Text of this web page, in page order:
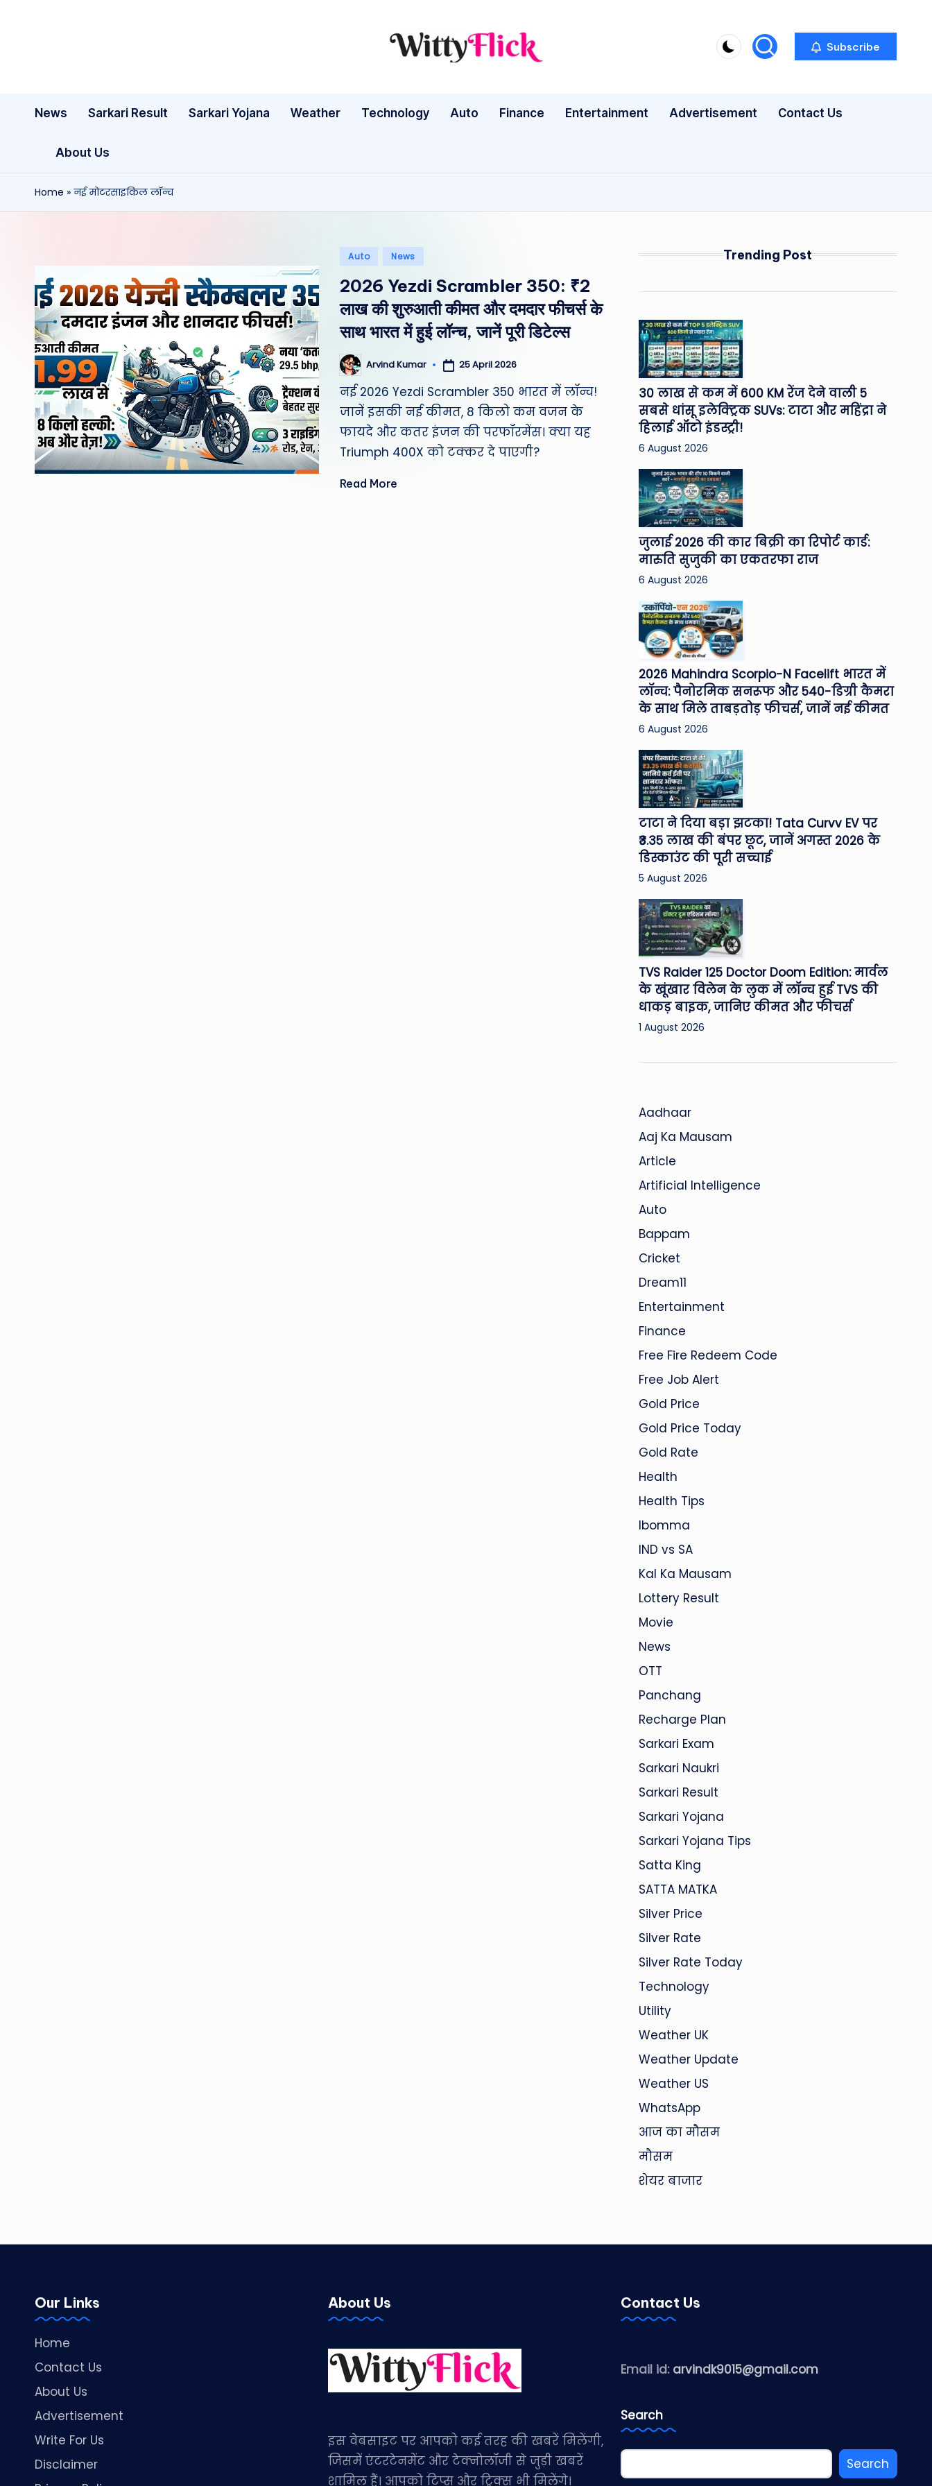
W
ty
ic
k:
te
st
e
a
th
WittyFlick:
Tech
Subscribe
News Sarkari Result Sarkari Yojana Weather Technology Auto Finance Entertainment Advertisement Contact Us
About Us
Home » नई मोटरसाइकिल लॉन्च
Posted
Auto News
2026 Yezdi Scrambler 350: ₹2
लाख की शुरुआती कीमत और दमदार फीचर्स के
साथ भारत में हुई लॉन्च, जानें पूरी डिटेल्स
Posted
by
Arvind Kumar 25 April 2026
नई 2026 Yezdi Scrambler 350 भारत में लॉन्च!
जानें इसकी नई कीमत, 8 किलो कम वजन के
फायदे और कतर इंजन की परफॉरमेंस। क्या यह
Triumph 400X को टक्कर दे पाएगी?
Read More
Trending Post
30 लाख से कम में 600 KM रेंज देने वाली 5
सबसे धांसू इलेक्ट्रिक SUVs: टाटा और महिंद्रा ने
हिलाई ऑटो इंडस्ट्री!
6 August 2026
जुलाई 2026 की कार बिक्री का रिपोर्ट कार्ड:
मारुति सुजुकी का एकतरफा राज
6 August 2026
2026 Mahindra Scorpio-N Facelift भारत में
लॉन्च: पैनोरमिक सनरूफ और 540-डिग्री कैमरा
के साथ मिले ताबड़तोड़ फीचर्स, जानें नई कीमत
6 August 2026
टाटा ने दिया बड़ा झटका! Tata Curvv EV पर
₹3.35 लाख की बंपर छूट, जानें अगस्त 2026 के
डिस्काउंट की पूरी सच्चाई
5 August 2026
TVS Raider 125 Doctor Doom Edition: मार्वल
के खूंखार विलेन के लुक में लॉन्च हुई TVS की
धाकड़ बाइक, जानिए कीमत और फीचर्स
1 August 2026
Aadhaar
Aaj Ka Mausam
Article
Artificial Intelligence
Auto
Bappam
Cricket
Dream11
Entertainment
Finance
Free Fire Redeem Code
Free Job Alert
Gold Price
Gold Price Today
Gold Rate
Health
Health Tips
Ibomma
IND vs SA
Kal Ka Mausam
Lottery Result
Movie
News
OTT
Panchang
Recharge Plan
Sarkari Exam
Sarkari Naukri
Sarkari Result
Sarkari Yojana
Sarkari Yojana Tips
Satta King
SATTA MATKA
Silver Price
Silver Rate
Silver Rate Today
Technology
Utility
Weather UK
Weather Update
Weather US
WhatsApp
आज का मौसम
मौसम
शेयर बाजार
Our Links
Home
Contact Us
About Us
Advertisement
Write For Us
Disclaimer
About Us
इस वेबसाइट पर आपको कई तरह की खबरें मिलेंगी,
जिसमें एंटरटेनमेंट और टेक्नोलॉजी से जुड़ी खबरें
शामिल हैं। आपको टिप्स और ट्रिक्स भी मिलेंगे।
Contact Us
Email id: arvindk9015@gmail.com
Search
Search